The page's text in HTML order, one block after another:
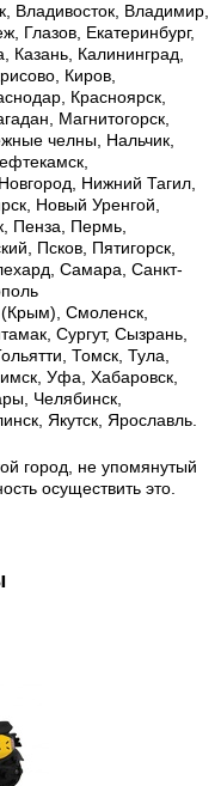
Владивосток, Владимир,
Глазов, Екатеринбург,
Казань, Калининград,
Киров,
Красноярск,
Магнитогорск,
челны, Нальчик,
Нижний Тагил,
Новый Уренгой,
Пенза, Пермь,
Псков, Пятигорск,
Самара, Санкт-
Смоленск,
Сургут, Сызрань,
Томск, Тула,
Уфа, Хабаровск,
Челябинск,
Якутск, Ярославль.
город, не упомянутый
осуществить это.